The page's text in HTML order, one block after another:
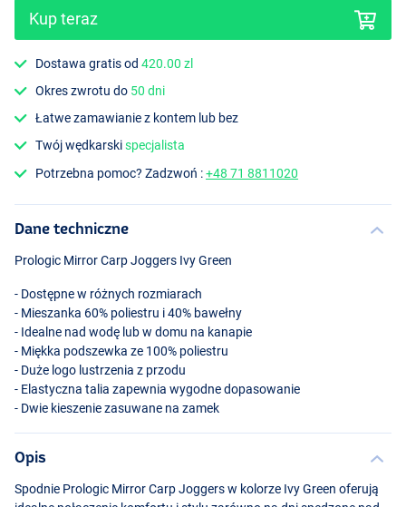
Kup teraz
Dostawa gratis od420.00 zl
Okres zwrotu do 50 dni
Łatwe zamawianie z kontem lub bez
Twój wędkarskispecjalista
Potrzebna pomoc? Zadzwoń :+48 71 8811020
Dane techniczne
Prologic Mirror Carp Joggers Ivy Green
- Dostępne w różnych rozmiarach
- Mieszanka 60% poliestru i 40% bawełny
- Idealne nad wodę lub w domu na kanapie
- Miękka podszewka ze 100% poliestru
- Duże logo lustrzenia z przodu
- Elastyczna talia zapewnia wygodne dopasowanie
- Dwie kieszenie zasuwane na zamek
Opis
Spodnie Prologic Mirror Carp Joggers w kolorze Ivy Green oferują